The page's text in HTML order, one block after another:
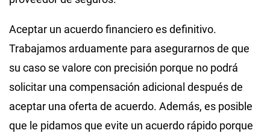
Aceptar un acuerdo financiero es definitivo.
Trabajamos arduamente para asegurarnos de que
su caso se valore con precisión porque no podrá
solicitar una compensación adicional después de
aceptar una oferta de acuerdo. Además, es posible
que le pidamos que evite un acuerdo rápido porque